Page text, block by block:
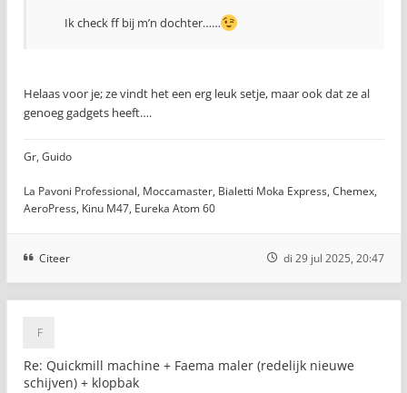
Ik check ff bij m’n dochter……
Helaas voor je; ze vindt het een erg leuk setje, maar ook dat ze al
genoeg gadgets heeft….
Gr, Guido
La Pavoni Professional, Moccamaster, Bialetti Moka Express, Chemex,
AeroPress, Kinu M47, Eureka Atom 60
Citeer di 29 jul 2025, 20:47
Re: Quickmill machine + Faema maler (redelijk nieuwe
schijven) + klopbak